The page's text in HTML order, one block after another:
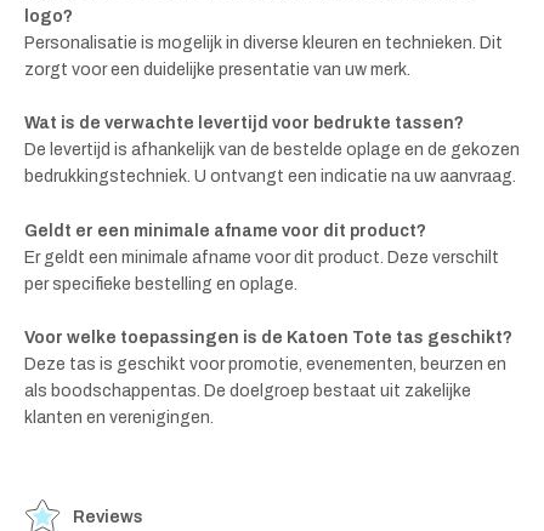
logo?
Personalisatie is mogelijk in diverse kleuren en technieken. Dit
zorgt voor een duidelijke presentatie van uw merk.
Wat is de verwachte levertijd voor bedrukte tassen?
De levertijd is afhankelijk van de bestelde oplage en de gekozen
bedrukkingstechniek. U ontvangt een indicatie na uw aanvraag.
Geldt er een minimale afname voor dit product?
Er geldt een minimale afname voor dit product. Deze verschilt
per specifieke bestelling en oplage.
Voor welke toepassingen is de Katoen Tote tas geschikt?
Deze tas is geschikt voor promotie, evenementen, beurzen en
als boodschappentas. De doelgroep bestaat uit zakelijke
klanten en verenigingen.
Reviews